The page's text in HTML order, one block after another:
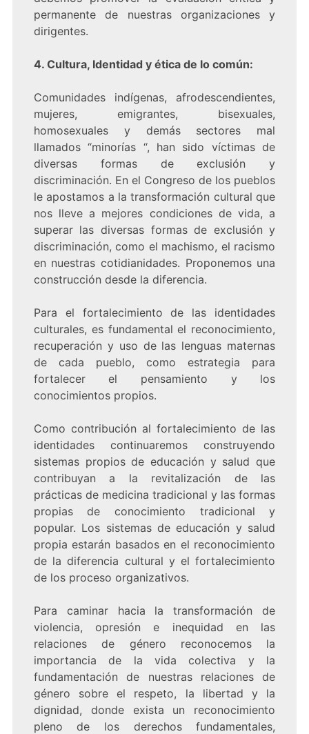
permanente de nuestras organizaciones y
dirigentes.
4. Cultura, Identidad y ética de lo común:
Comunidades indígenas, afrodescendientes,
mujeres, emigrantes, bisexuales,
homosexuales y demás sectores mal
llamados “minorías “, han sido víctimas de
diversas formas de exclusión y
discriminación. En el Congreso de los pueblos
le apostamos a la transformación cultural que
nos lleve a mejores condiciones de vida, a
superar las diversas formas de exclusión y
discriminación, como el machismo, el racismo
en nuestras cotidianidades. Proponemos una
construcción desde la diferencia.
Para el fortalecimiento de las identidades
culturales, es fundamental el reconocimiento,
recuperación y uso de las lenguas maternas
de cada pueblo, como estrategia para
fortalecer el pensamiento y los
conocimientos propios.
Como contribución al fortalecimiento de las
identidades continuaremos construyendo
sistemas propios de educación y salud que
contribuyan a la revitalización de las
prácticas de medicina tradicional y las formas
propias de conocimiento tradicional y
popular. Los sistemas de educación y salud
propia estarán basados en el reconocimiento
de la diferencia cultural y el fortalecimiento
de los proceso organizativos.
Para caminar hacia la transformación de
violencia, opresión e inequidad en las
relaciones de género reconocemos la
importancia de la vida colectiva y la
fundamentación de nuestras relaciones de
género sobre el respeto, la libertad y la
dignidad, donde exista un reconocimiento
pleno de los derechos fundamentales,